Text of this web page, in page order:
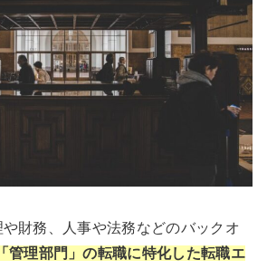
や財務、人事や法務などのバックオ
「管理部門」の転職に特化した転職エ